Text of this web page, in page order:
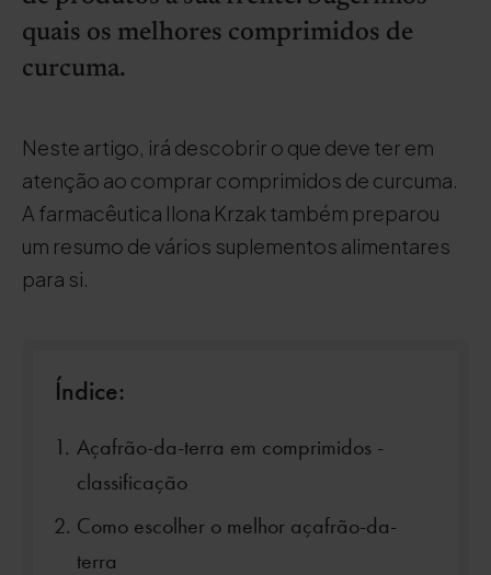
quais os melhores comprimidos de
curcuma.
Neste artigo, irá descobrir o que deve ter em
atenção ao comprar comprimidos de curcuma.
A farmacêutica Ilona Krzak também preparou
um resumo de vários suplementos alimentares
para si.
Índice:
Açafrão-da-terra em comprimidos -
classificação
Como escolher o melhor açafrão-da-
terra